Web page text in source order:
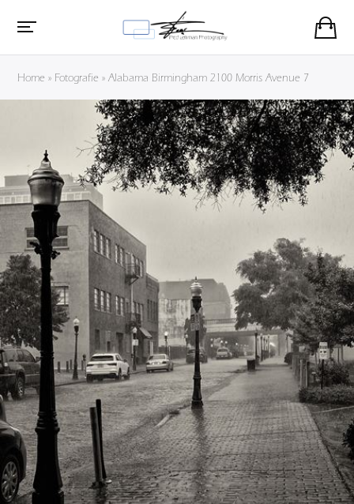
Home » Fotografie »Alabama Birmingham 2100 Morris Avenue 7